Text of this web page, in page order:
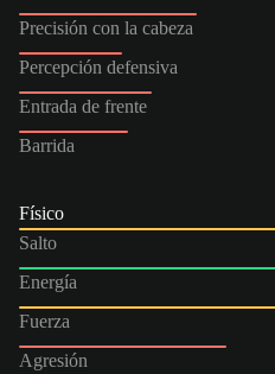
Precisión con la cabeza
Percepción defensiva
Entrada de frente
Barrida
Físico
Salto
Energía
Fuerza
Agresión